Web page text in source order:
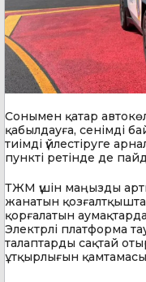
Сонымен қатар
қабылдауға, сенімді
тиімді үйлестіруге
пункті ретінде де
ТЖМ үшін маңызды
жанатын
қорғалатын аумақтарда
Электрлі платформа
талаптарды сақтай
ұтқырлығын